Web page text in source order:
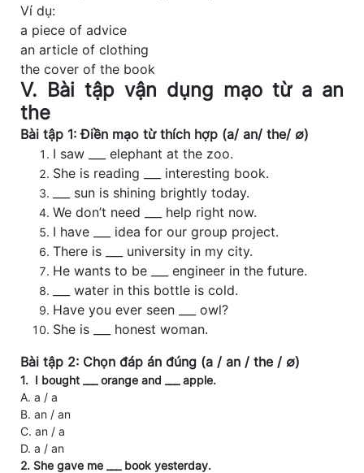
Ví dụ:
a piece of advice
an article of clothing
the cover of the book
V. Bài tập vận dụng mạo từ a an
the
Bài tập 1: Điền mạo từ thích hợp (a/ an/ the/ ∅)
I saw ___ elephant at the zoo.
She is reading ___ interesting book.
___ sun is shining brightly today.
We don’t need ___ help right now.
I have ___ idea for our group project.
There is ___ university in my city.
He wants to be ___ engineer in the future.
___ water in this bottle is cold.
Have you ever seen ___ owl?
She is ___ honest woman.
Bài tập 2: Chọn đáp án đúng (a / an / the / ∅)
1. I bought ___ orange and ___ apple.
A. a / a
B. an / an
C. an / a
D. a / an
2. She gave me ___ book yesterday.